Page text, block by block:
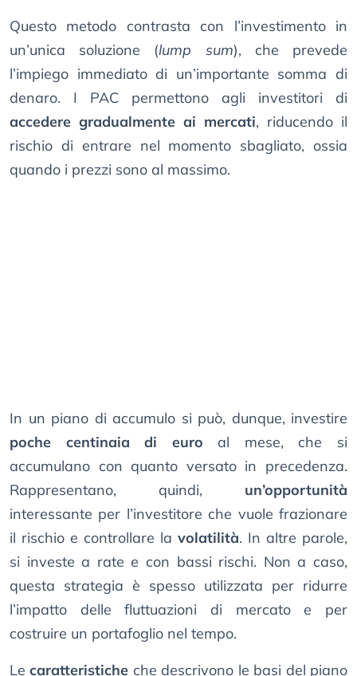
Questo metodo contrasta con l’investimento in
un’unica soluzione (lump sum), che prevede
l’impiego immediato di un’importante somma di
denaro. I PAC permettono agli investitori di
accedere gradualmente ai mercati, riducendo il
rischio di entrare nel momento sbagliato, ossia
quando i prezzi sono al massimo.
In un piano di accumulo si può, dunque, investire
poche centinaia di euro al mese, che si
accumulano con quanto versato in precedenza.
Rappresentano, quindi, un’opportunità
interessante per l’investitore che vuole frazionare
il rischio e controllare la volatilità. In altre parole,
si investe a rate e con bassi rischi. Non a caso,
questa strategia è spesso utilizzata per ridurre
l’impatto delle fluttuazioni di mercato e per
costruire un portafoglio nel tempo.
Lecaratteristiche che descrivono le basi del piano